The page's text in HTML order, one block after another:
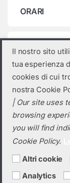
ORARI
Categorie
Seleziona
Il nostro sito
tua esperienza
cookies di cui
nostra Cookie
| Our site uses
browsing
you will find
Cookie Policy.
Altri cookie
Analytics